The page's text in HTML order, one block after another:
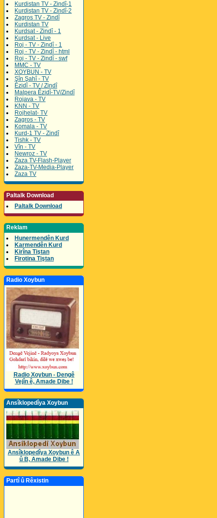
Kurdistan TV - Zindî-1
Kurdistan TV - Zindî-2
Zagros TV - Zindî
Kurdistan TV
Kurdsat - Zindî - 1
Kurdsat - Live
Roj - TV - Zindî - 1
Roj - TV - Zindî - html
Roj - TV - Zindî - swf
MMC - TV
XOYBUN - TV
Şîn Şahî - TV
Êzidî - TV / Zindî
Malpera Êzidî-TV/Zindî
Rojava - TV
KNN - TV
Rojhelat- TV
Zagros - TV
Komala - TV
Kurd-1 TV - Zindî
Tishk - TV
Vîn - TV
Newroz - TV
Zaza TV-Flash-Player
Zaza-TV-Media-Player
Zaza TV
Paltalk Download
Paltalk Download
Reklam
Hunermendên Kurd
Karmendên Kurd
Kirîna Tiştan
Firotina Tiştan
Radio Xoybun
Radio Xoybun - Dengê
Vejîn ê, Amade Dibe !
Ansîklopedîya Xoybun
Ansîklopedîya Xoybun ê A
û B, Amade Dibe !
Partî û Rêxistin